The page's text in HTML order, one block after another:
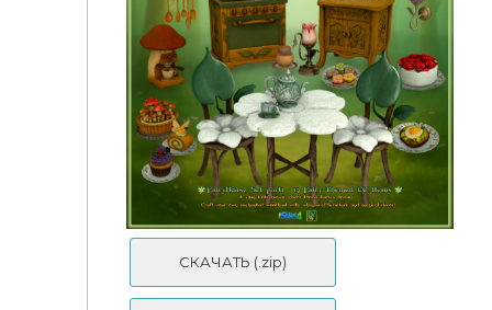
Medieval kitchen Pt.II Utensils
СКАЧАТЬ (.zip)